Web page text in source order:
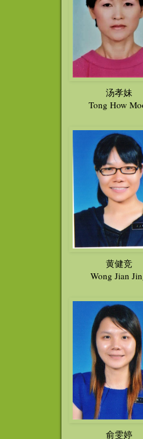
汤孝妹
Tong How
黄健竞
Wong Jian
俞雯婷